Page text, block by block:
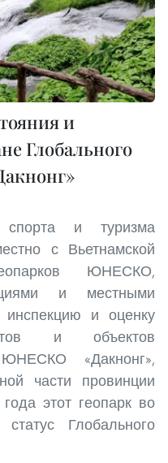
и
Глобального
спорта и туризма
с Вьетнамской
ЮНЕСКО,
и местными
и оценку
и объектов
«Дакнонг»,
части провинции
этот геопарк во
Глобального